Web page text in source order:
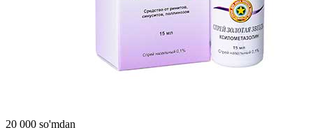
20 000 so'mdan